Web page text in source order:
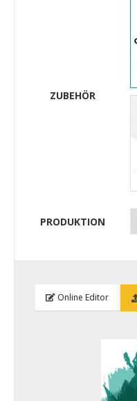
ZUBEHÖR
PRODUKTION
Online Editor